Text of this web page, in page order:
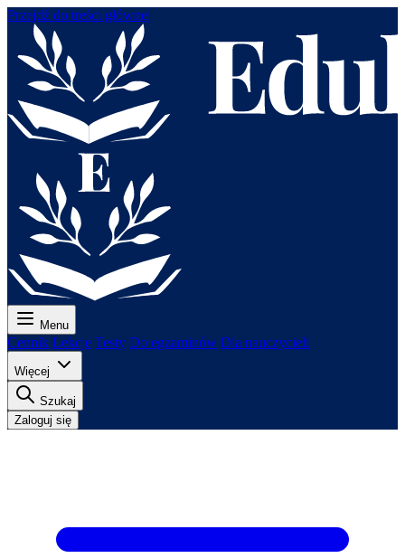
Przejdź do treści głównej
Menu
Cennik Lekcje Testy Do egzaminów Dla nauczycieli
Więcej
Szukaj
Zaloguj się